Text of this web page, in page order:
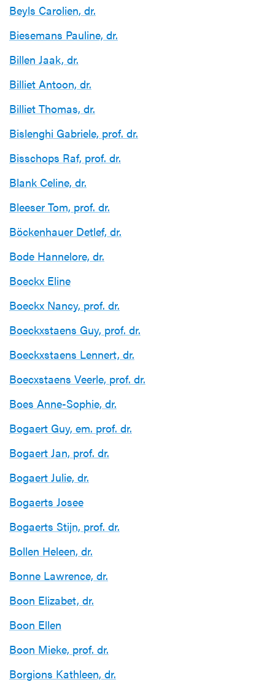
Beyls Carolien, dr.
Biesemans Pauline, dr.
Billen Jaak, dr.
Billiet Antoon, dr.
Billiet Thomas, dr.
Bislenghi Gabriele, prof. dr.
Bisschops Raf, prof. dr.
Blank Celine, dr.
Bleeser Tom, prof. dr.
Böckenhauer Detlef, dr.
Bode Hannelore, dr.
Boeckx Eline
Boeckx Nancy, prof. dr.
Boeckxstaens Guy, prof. dr.
Boeckxstaens Lennert, dr.
Boecxstaens Veerle, prof. dr.
Boes Anne-Sophie, dr.
Bogaert Guy, em. prof. dr.
Bogaert Jan, prof. dr.
Bogaert Julie, dr.
Bogaerts Josee
Bogaerts Stijn, prof. dr.
Bollen Heleen, dr.
Bonne Lawrence, dr.
Boon Elizabet, dr.
Boon Ellen
Boon Mieke, prof. dr.
Borgions Kathleen, dr.